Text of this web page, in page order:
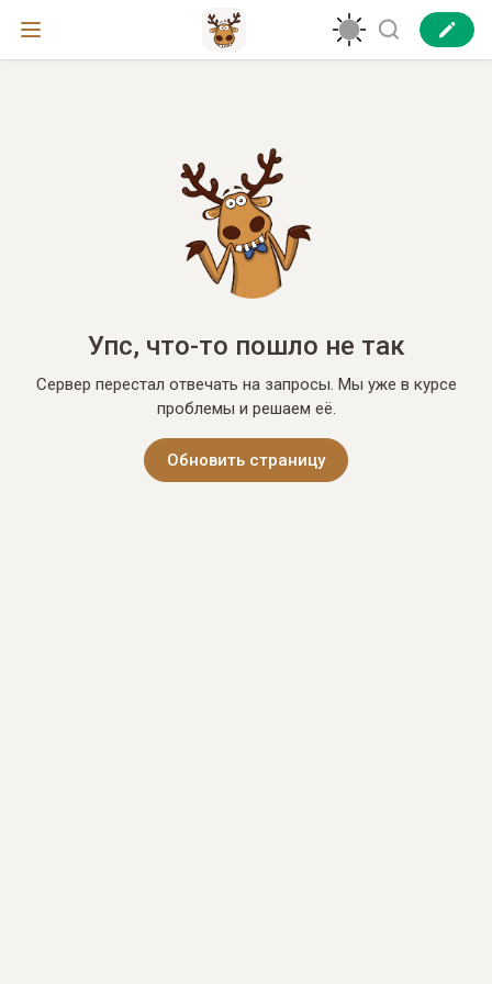
Упс, что-то пошло не так
Сервер перестал отвечать на запросы. Мы уже в курсе
проблемы и решаем её.
Обновить страницу